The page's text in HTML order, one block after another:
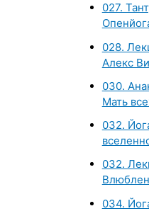
027.
028.
Алекс
030.
Мать
032.
032.
034.